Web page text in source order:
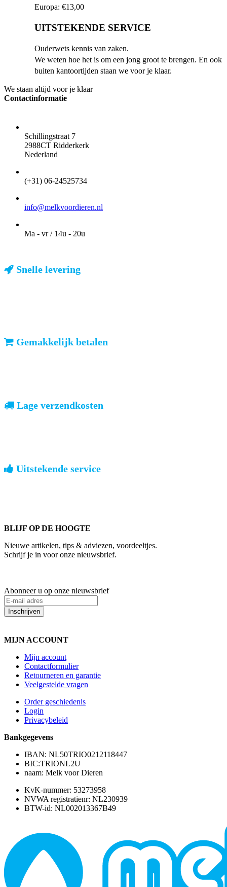
Europa: €13,00
UITSTEKENDE SERVICE
Ouderwets kennis van zaken.
We weten hoe het is om een jong groot te brengen. En ook
buiten kantoortijden staan we voor je klaar.
We staan altijd voor je klaar
Contactinformatie
Schillingstraat 7
2988CT Ridderkerk
Nederland
(+31) 06-24525734
info@melkvoordieren.nl
Ma - vr / 14u - 20u
Snelle levering
Gemakkelijk betalen
Lage verzendkosten
Uitstekende service
BLIJF OP DE HOOGTE
Nieuwe artikelen, tips & adviezen, voordeeltjes.
Schrijf je in voor onze nieuwsbrief.
Abonneer u op onze nieuwsbrief
Inschrijven
MIJN ACCOUNT
Mijn account
Contactformulier
Retourneren en garantie
Veelgestelde vragen
Order geschiedenis
Login
Privacybeleid
Bankgegevens
IBAN: NL50TRIO0212118447
BIC:TRIONL2U
naam: Melk voor Dieren
KvK-nummer: 53273958
NVWA registratienr: NL230939
BTW-id: NL002013367B49